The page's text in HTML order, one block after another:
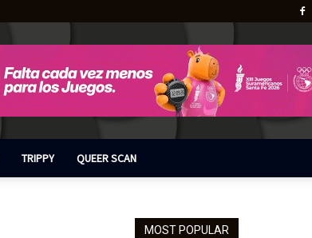
TRIPPY QUEER SCAN
MOST POPULAR